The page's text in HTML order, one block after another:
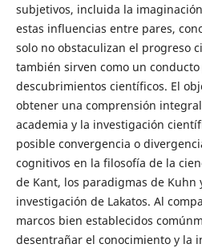
subjetivos, incluida la
estas influencias entre pares,
solo no obstaculizan el progreso
también sirven como un
descubrimientos científicos. El
obtener una comprensión
academia y la investigación
posible convergencia o
cognitivos en la filosofía de la
de Kant, los paradigmas de Kuhn
investigación de Lakatos. Al
marcos bien establecidos
desentrañar el conocimiento y la